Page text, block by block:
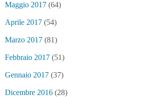
Maggio 2017 (64)
Aprile 2017 (54)
Marzo 2017 (81)
Febbraio 2017 (51)
Gennaio 2017 (37)
Dicembre 2016 (28)